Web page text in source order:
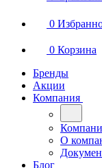
0
0 Корзина
Бренды
Акции
Компания
О
Блог